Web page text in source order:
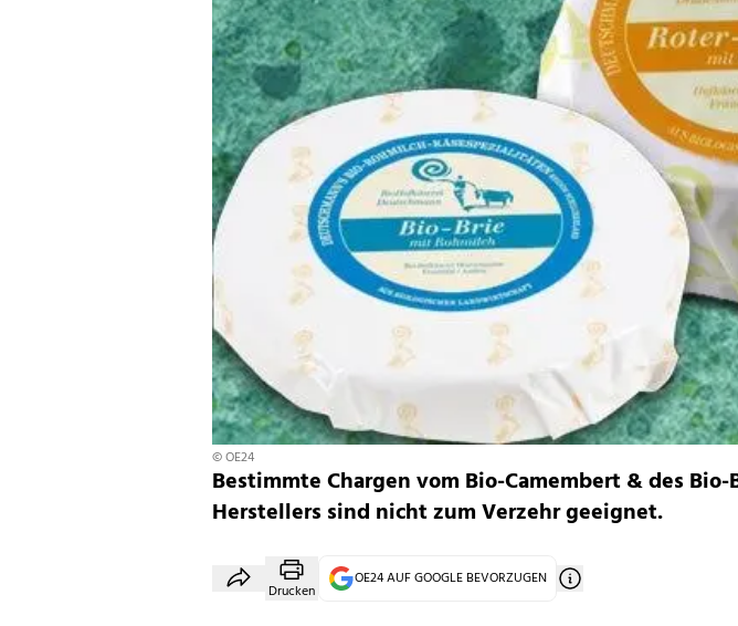
© OE24
Bestimmte Chargen vom Bio-Camembert & des Bio-
Herstellers sind nicht zum Verzehr geeignet.
Drucken
OE24 AUF GOOGLE BEVORZUGEN